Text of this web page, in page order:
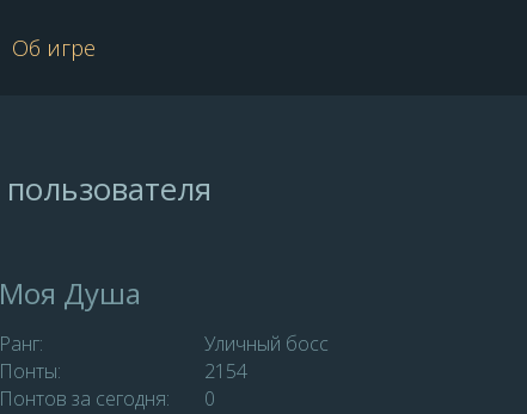
Об игре
Моя Душа
Ранг:
Уличный босс
Понты:
2154
Понтов за сегодня:
0